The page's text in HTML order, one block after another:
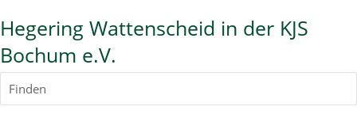
Hegering Wattenscheid in der KJS
Bochum e.V.
Finden